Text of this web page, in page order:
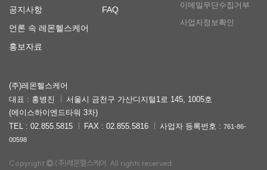
공지사항
언론 속 레몬헬스케어
홍보자료
FAQ
이메일무단수집거부
사업자정보확인
(주)레몬헬스케어
대표 : 홍병진
서울시 금천구 가산디지털1로 145, 1005호
(에이스하이엔드타워 3차)
TEL : 02.855.5815
FAX : 02.855.5816 사업자 등록번호 : 761-86-
00598
Copyright (주)레몬헬스케어. All rights reserved.